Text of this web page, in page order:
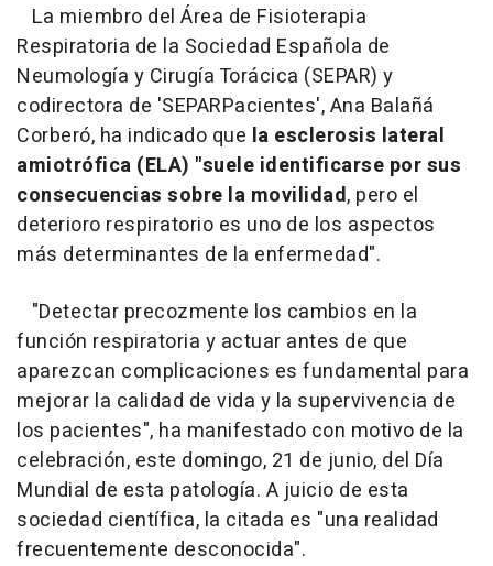
La miembro del Área de Fisioterapia
Respiratoria de la Sociedad Española de
Neumología y Cirugía Torácica (SEPAR) y
codirectora de 'SEPARPacientes', Ana Balañá
Corberó, ha indicado que la esclerosis lateral
amiotrófica (ELA) "suele identificarse por sus
consecuencias sobre la movilidad, pero el
deterioro respiratorio es uno de los aspectos
más determinantes de la enfermedad".
"Detectar precozmente los cambios en la
función respiratoria y actuar antes de que
aparezcan complicaciones es fundamental para
mejorar la calidad de vida y la supervivencia de
los pacientes", ha manifestado con motivo de la
celebración, este domingo, 21 de junio, del Día
Mundial de esta patología. A juicio de esta
sociedad científica, la citada es "una realidad
frecuentemente desconocida".